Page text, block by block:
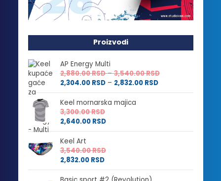
Proizvodi
AP Energy Multi
2,880.00RSD – 3,540.00RSDRaspon
od
2,304.00 RSD – 2,832.00 RSDRaspon
cena:
2,832.00 RSD
Keel mornarska majica
3,300.00RSD
2,640.00 RSD
Keel Art
3,540.00RSD
2,832.00 RSD